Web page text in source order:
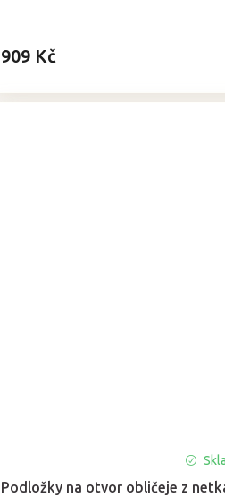
909 Kč
Podložky na otvor obličeje z
hodnocení